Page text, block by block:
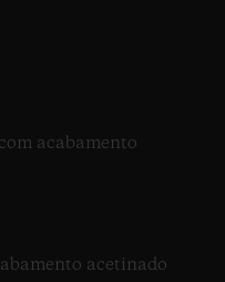
acabamento
acetinado